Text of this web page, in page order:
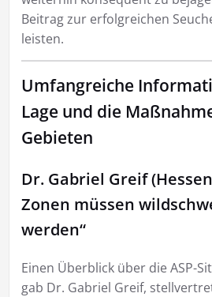
Beitrag zur erfolgreichen
leisten.
Umfangreiche
Lage und die
Gebieten
Dr. Gabriel Greif
Zonen müssen
werden“
Einen Überblick über die ASP-
gab Dr. Gabriel Greif,